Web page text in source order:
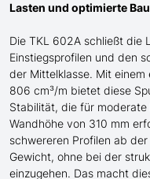
Lasten und optimierte
Die TKL 602A schließt die
Einstiegsprofilen und den
der Mittelklasse. Mit einem
806 cm³/m bietet diese
Stabilität, die für
Wandhöhe von 310 mm
schwereren Profilen ab
Gewicht, ohne bei der
einzugehen. Das macht